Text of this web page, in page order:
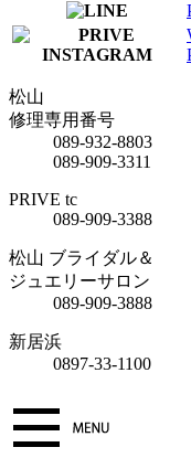
松山
修理専用番号
089-932-8803
089-909-3311
PRIVE tc
089-909-3388
松山 ブライダル＆
ジュエリーサロン
089-909-3888
新居浜
0897-33-1100